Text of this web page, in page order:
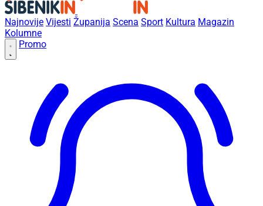
Najnovije Vijesti Županija Scena Sport Kultura Magazin
Kolumne
Promo